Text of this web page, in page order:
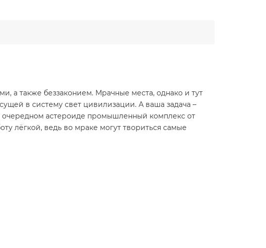
а также беззаконием. Мрачные места, однако и тут
в систему свет цивилизации. А ваша задача –
очередном астероиде промышленный комплекс от
лёгкой, ведь во мраке могут твориться самые